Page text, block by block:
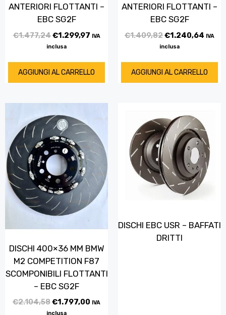
ANTERIORI FLOTTANTI –
EBC SG2F
€1.477,24€1.299,97 IVA
inclusa
AGGIUNGI AL CARRELLO
ANTERIORI FLOTTANTI –
EBC SG2F
€1.409,82€1.240,64 IVA
inclusa
AGGIUNGI AL CARRELLO
DISCHI 400×36 MM BMW
M2 COMPETITION F87
SCOMPONIBILI FLOTTANTI
– EBC SG2F
€2.104,58€1.797,00 IVA
inclusa
DISCHI EBC USR – BAFFATI
DRITTI